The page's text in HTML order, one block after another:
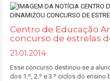
Centro de Educação
concurso de estrelas
21.01.2014
Esse concurso destinou-se a
dos 1.º, 2.º e 3.º ciclos do